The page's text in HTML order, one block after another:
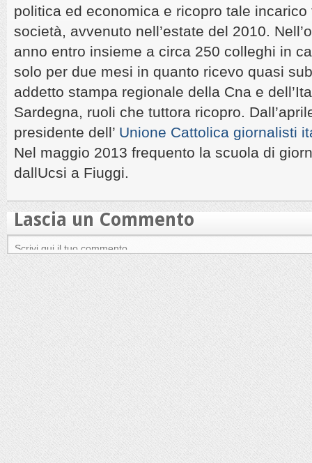
politica ed economica e ricopro tale
società, avvenuto nell’estate del 2010.
anno entro insieme a circa 250 colleghi in
solo per due mesi in quanto ricevo quasi
addetto stampa regionale della Cna e
Sardegna, ruoli che tuttora ricopro.
presidente dell’ Unione Cattolica giornalisti
Nel maggio 2013 frequento la scuola di
dallUcsi a Fiuggi.
Lascia un Commento